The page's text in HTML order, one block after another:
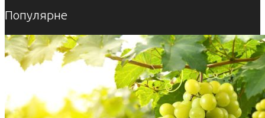
Популярне